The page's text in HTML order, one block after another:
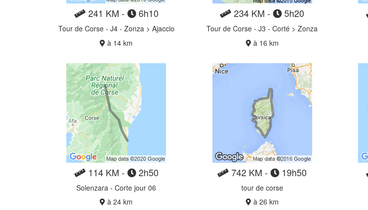
241 KM - 6h10
Tour de Corse - J4 - Zonza > Ajaccio
à 14 km
234 KM - 5h20
Tour de Corse - J3 - Corté > Zonza
à 16 km
114 KM - 2h50
Solenzara - Corte jour 06
à 24 km
742 KM - 19h50
tour de corse
à 26 km